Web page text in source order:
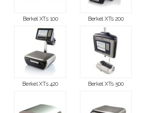
Berkel XTs 100 Berkel XTs 200
Berkel XTs 420 Berkel XTs 500